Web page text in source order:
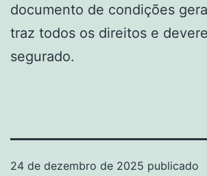
documento de condições
traz todos os direitos e
segurado.
24 de dezembro de 2025 publicado